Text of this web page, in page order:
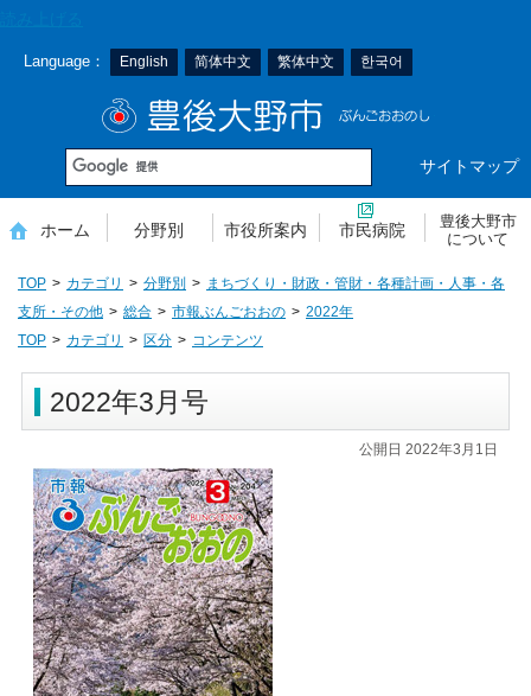
Language： English 简体中文 繁体中文 한국어
サイトマップ
ホーム 分野別 市役所案内 市民病院
豊後大野市
について
TOP カテゴリ 分野別
まちづくり・財政・管財・各種計画・人事・各
支所・その他
総合 市報ぶんごおおの
2022年
TOP
カテゴリ 区分 コンテンツ
2022年3月号
公開日 2022年3月1日